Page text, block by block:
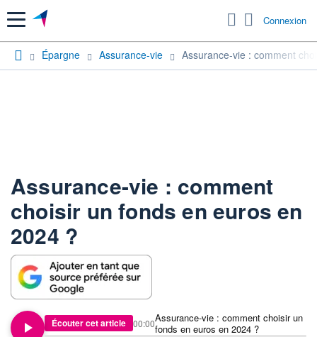
Menu Connexion
Épargne Assurance-vie Assurance-vie : comment
Assurance-vie : comment
choisir un fonds en euros en
2024 ?
Écouter cet article
Assurance-vie : comment choisir un
fonds en euros en 2024 ?
00:00